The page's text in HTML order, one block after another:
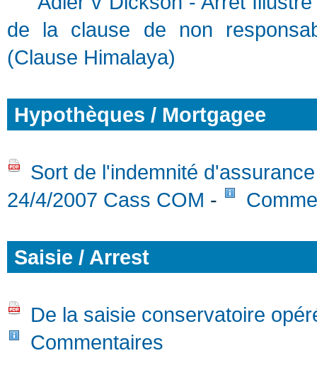
de la clause de non
(Clause Himalaya)
Hypothèques / Mortgagee
Sort de l'indemnité
24/4/2007 Cass COM -
Saisie / Arrest
De la saisie conservatoire
Commentaires